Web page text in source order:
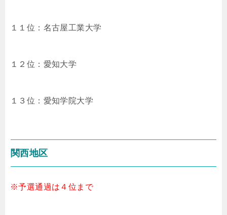
１１位：名古屋工業大学
１２位：愛知大学
１３位：愛知学院大学
関西地区
※予選通過は４位まで